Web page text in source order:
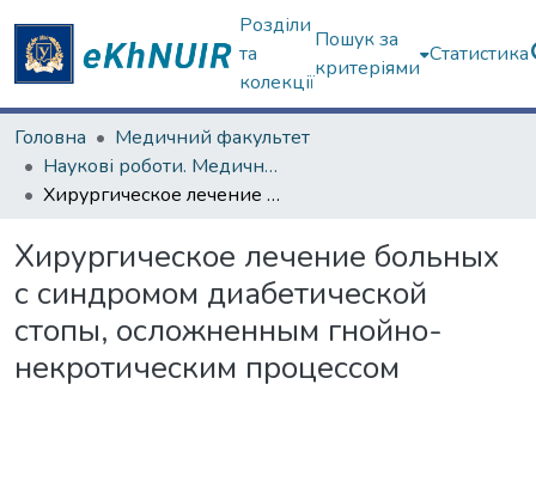
Розділи
та
колекції
Пошук за
критеріями
Статистика
Головна
Медичний факультет
Наукові роботи. Медичний факультет
Хирургическое лечение больных с синдромом диабетической стопы, осложненным гнойно-некротическим процессом
Хирургическое лечение больных
с синдромом диабетической
стопы, осложненным гнойно-
некротическим процессом